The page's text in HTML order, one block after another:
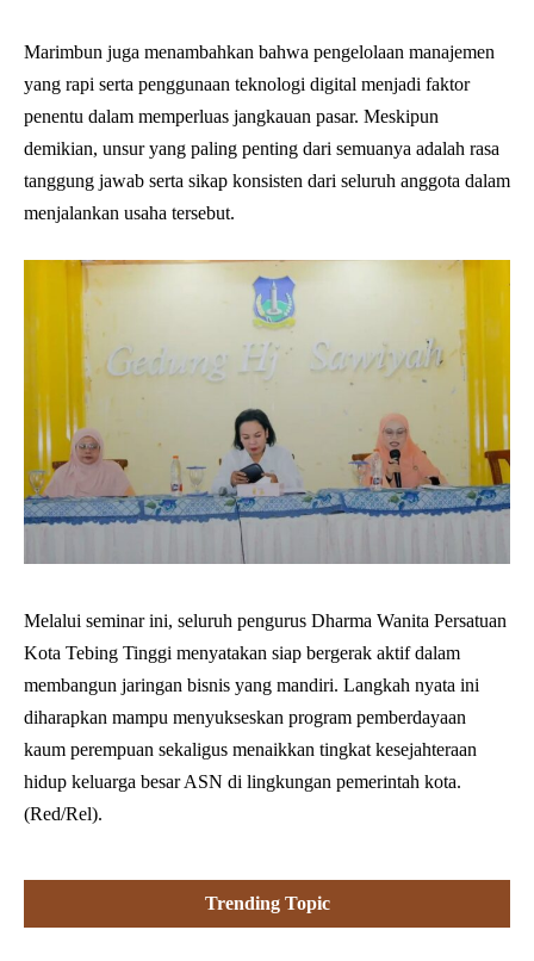
Marimbun juga menambahkan bahwa pengelolaan manajemen
yang rapi serta penggunaan teknologi digital menjadi faktor
penentu dalam memperluas jangkauan pasar. Meskipun
demikian, unsur yang paling penting dari semuanya adalah rasa
tanggung jawab serta sikap konsisten dari seluruh anggota dalam
menjalankan usaha tersebut.
Melalui seminar ini, seluruh pengurus Dharma Wanita Persatuan
Kota Tebing Tinggi menyatakan siap bergerak aktif dalam
membangun jaringan bisnis yang mandiri. Langkah nyata ini
diharapkan mampu menyukseskan program pemberdayaan
kaum perempuan sekaligus menaikkan tingkat kesejahteraan
hidup keluarga besar ASN di lingkungan pemerintah kota.
(Red/Rel).
Trending Topic